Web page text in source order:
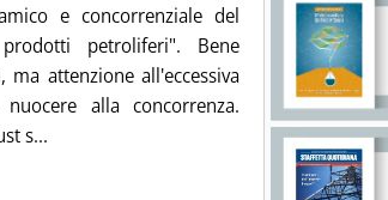
e concorrenziale del
petroliferi". Bene
attenzione all'eccessiva
alla concorrenza.
s... Leggi tutta la notizia: 'Borsa